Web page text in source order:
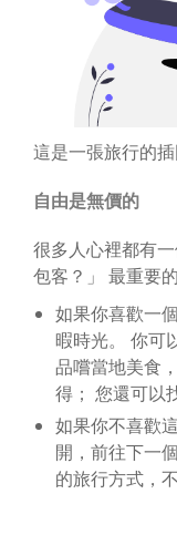
這是一張旅行的插
自由是無價的
很多人心裡都有
包客？」 最重要
如果你喜歡一
暇時光。 你可
品嚐當地美食
得； 您還可以
如果你不喜歡
開，前往下一
的旅行方式，